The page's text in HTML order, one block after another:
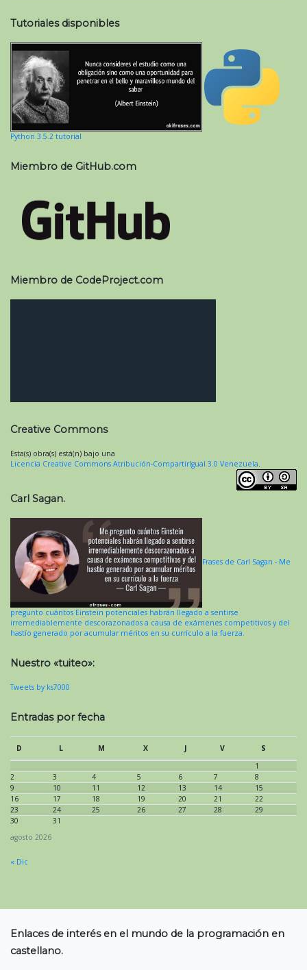
Tutoriales disponibles
Python 3.5.2 tutorial
Miembro de GitHub.com
Miembro de CodeProject.com
Creative Commons
Esta(s) obra(s) está(n) bajo una
Licencia Creative Commons Atribución-CompartirIgual 3.0 Venezuela
Carl Sagan.
Frases de Carl Sagan - Me
pregunto cuántos Einstein potenciales habrán llegado a sentirse
irremediablemente descorazonados a causa de exámenes competitivos y del
hastío generado por acumular méritos en su currículo a la fuerza.
Nuestro «tuiteo»:
Tweets by ks7000
Entradas por fecha
agosto 2026
D L M X J V
S
1
2
3 4 5 6 7
8
9
10 11 12 13 14
15
16
17 18 19 20 21
22
23
24 25 26 27 28
29
30
31
« Dic
Enlaces de interés en el mundo de la programación en
castellano.